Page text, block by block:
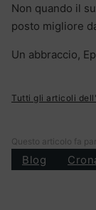
Non quando il
posto migliore
Un abbraccio,
Tutti gli articoli
Questo articolo fa
Blog